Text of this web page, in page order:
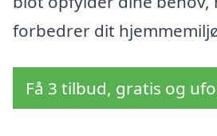
forbedrer dit
Få 3 tilbud, gratis og